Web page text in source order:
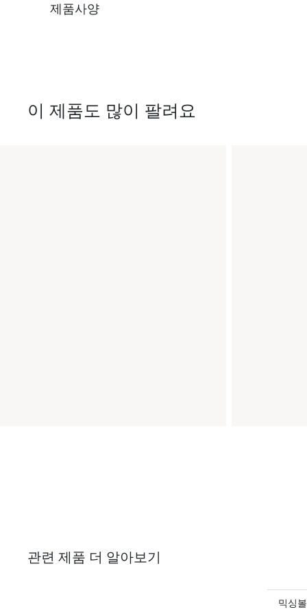
제품사양
이 제품도 많이 팔려요
관련 제품 더 알아보기
믹싱